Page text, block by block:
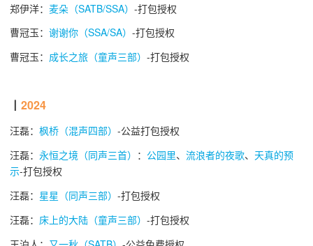
郑伊洋：麦朵（SATB/SSA）-打包授权
曹冠玉：谢谢你（SSA/SA）-打包授权
曹冠玉： 成长之旅（童声三部）-打包授权
┃2024
汪磊：枫桥（混声四部）-公益打包授权
汪磊：永恒之境（同声三首） ： 公园里、流浪者的夜歌、 天真的预
示-打包授权
汪磊： 星星（同声三部）-打包授权
汪磊： 床上的大陆（童声三部）-打包授权